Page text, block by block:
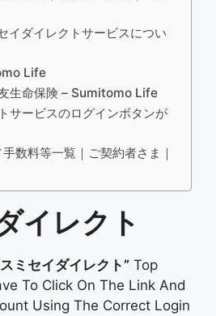
イダイレクトサービスについ
Life
生命保険 – Sumitomo Life
サービスのログインボタンが
数料等一覧｜ご契約者さま｜
イレクト
ミセイダイレクト” Top
To Click On The Link And
Using The Correct Login